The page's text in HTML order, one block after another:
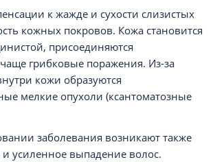
к жажде и сухости слизистых
кожных покровов. Кожа становится
присоединяются
грибковые поражения. Из-за
кожи образуются
мелкие опухоли (ксантоматозные
заболевания возникают также
и усиленное выпадение волос.